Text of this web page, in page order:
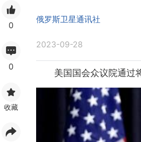
0
0
收藏
俄罗斯卫星通讯社
2023-09-28
美国国会众议院通过